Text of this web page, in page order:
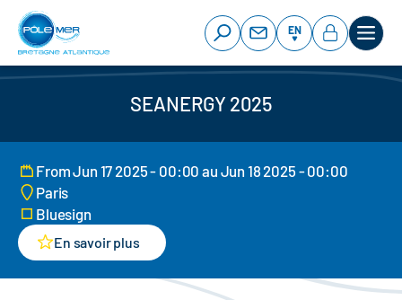
Cookies management panel
Skip
main
content
EN
SEANERGY 2025
From Jun 17 2025 - 00:00 au Jun 18 2025 - 00:00
Paris
Bluesign
En savoir plus